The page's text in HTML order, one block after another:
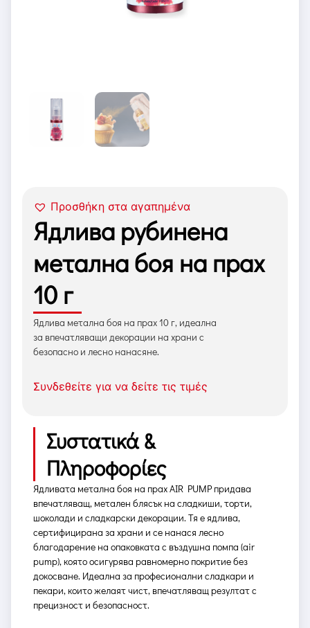
Προσθήκη στα αγαπημένα
Ядлива рубинена
метална боя на прах
10 г
Ядлива метална боя на прах 10 г, идеална
за впечатляващи декорации на храни с
безопасно и лесно нанасяне.
Συνδεθείτε για να δείτε τις τιμές
Συστατικά &
Πληροφορίες
Ядливата метална боя на прах AIR PUMP придава
впечатляващ, метален блясък на сладкиши, торти,
шоколади и сладкарски декорации. Тя е ядлива,
сертифицирана за храни и се нанася лесно
благодарение на опаковката с въздушна помпа (air
pump), която осигурява равномерно покритие без
докосване. Идеална за професионални сладкари и
пекари, които желаят чист, впечатляващ резултат с
прецизност и безопасност.